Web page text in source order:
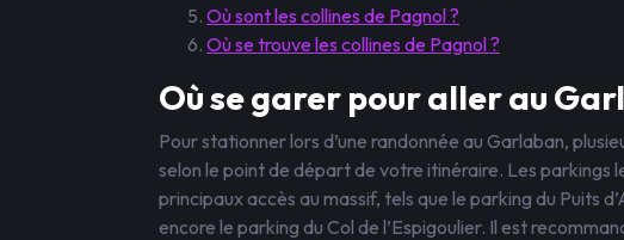
Où sont les collines de Pagnol ?
Où se trouve les collines de Pagnol ?
Où se garer pour aller au
Pour stationner lors d’une randonnée au Garlaban,
selon le point de départ de votre itinéraire. Les parkings
principaux accès au massif, tels que le parking du Puits
encore le parking du Col de l’Espigoulier. Il est